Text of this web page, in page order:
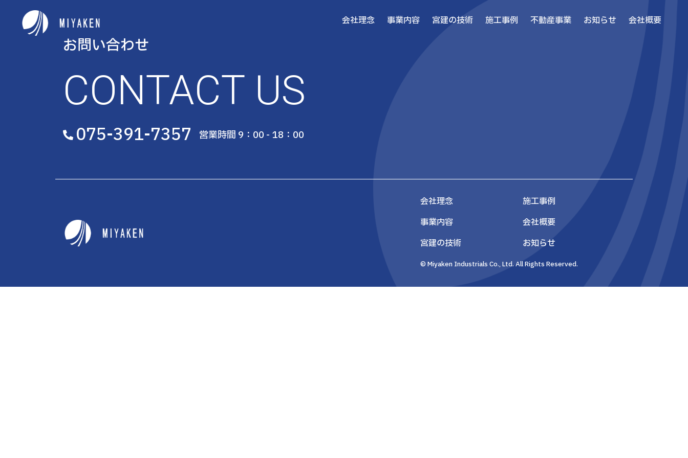
会社理念 事業内容 宮建の技術 施工事例 不動産事業 お知らせ 会社概要
お問い合わせ
CONTACT US
075-391-7357 営業時間 9：00 - 18：00
会社理念
施工事例
事業内容
会社概要
宮建の技術
お知らせ
© Miyaken Industrials Co., Ltd. All Rights Reserved.